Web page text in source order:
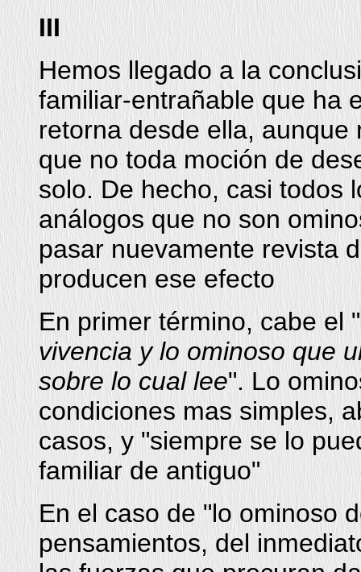
III
Hemos llegado a la
familiar-entrañable que ha
retorna desde ella,
que no toda moción de
solo. De hecho, casi todos
análogos que no son
pasar nuevamente revista
producen ese efecto
En primer término, cabe el "
vivencia y lo ominoso que
sobre lo cual lee". Lo
condiciones mas simples,
casos, y "siempre se lo
familiar de antiguo"
En el caso de "lo ominoso
pensamientos, del